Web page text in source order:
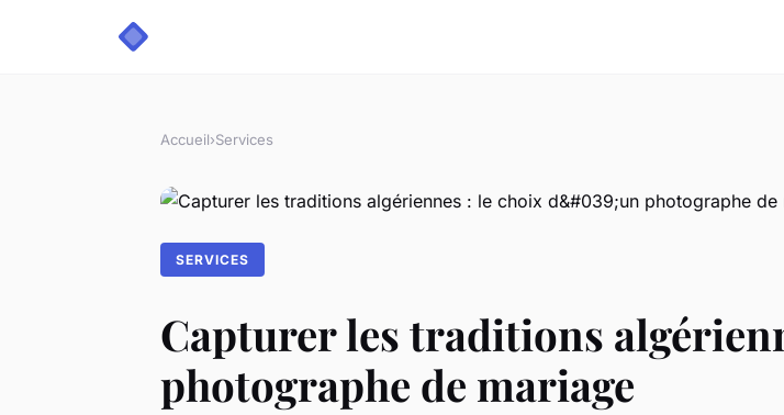
Accueil›Services
SERVICES
Capturer les traditions
photographe de mariage